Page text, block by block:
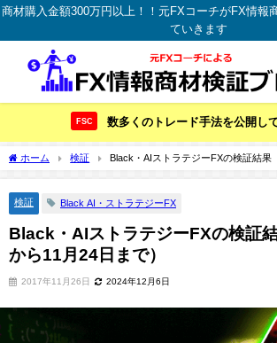
商材購入金額300万円以上！！元FXコーチがFX情報
ていきます
FSC 数多くのトレード手法を公開し
ホーム 検証
Black・AIストラテジーFXの検証結果
検証 Black AI・ストラテジーFX
Black・AIストラテジーFXの検証
から11月24日まで）
2017年11月26日 2024年12月6日